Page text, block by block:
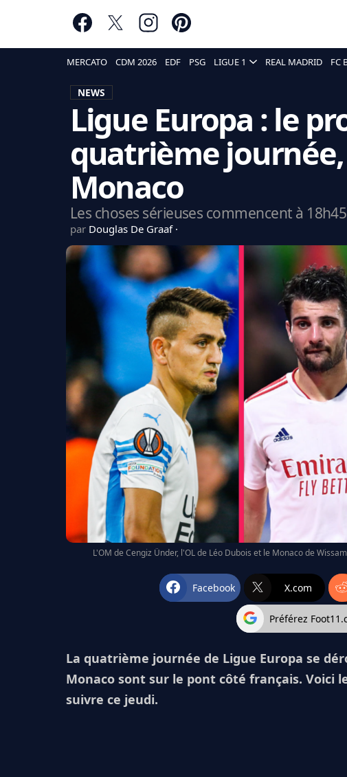
MERCATO CDM 2026 EDF PSG LIGUE 1 REAL MADRID FC
NEWS
Ligue Europa : le
quatrième
Monaco
Les choses sérieuses commencent à
par Douglas De Graaf
L'OM de Cengiz Ünder, l'OL de Léo Dubois et le Monaco de
Facebook X.com
Préférez
La quatrième journée de Ligue Europa se
Monaco sont sur le pont côté français. Voici
suivre ce jeudi.